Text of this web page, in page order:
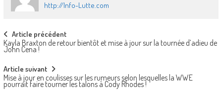
http://Info-Lutte.com
Post
navigation
Article précédent
Kayla Braxton de retour bientôt et mise à jour sur la tournée d’adieu de
John Cena !
Article suivant
Mise à jour en coulisses sur les rumeurs selon lesquelles la WWE
pourrait faire tourner les talons à Cody Rhodes !